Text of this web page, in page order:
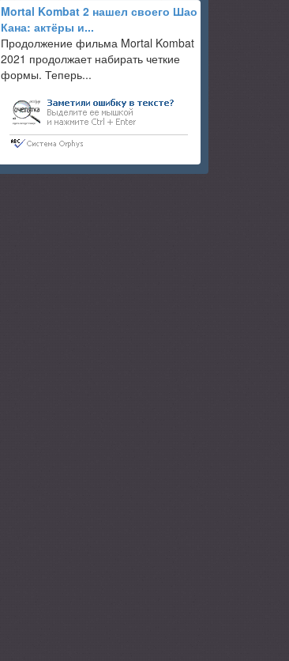
Mortal Kombat 2 нашел своего Шао
Кана: актёры и...
Продолжение фильма Mortal Kombat
2021 продолжает набирать четкие
формы. Теперь...